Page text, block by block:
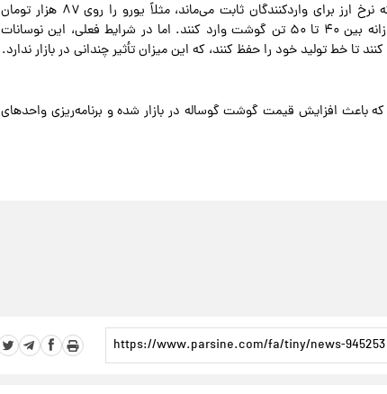
برادری تصریح کرد: اگر بانک مرکزی تضمین کند که نرخ ارز برای واردکنندگان ثابت می‌ماند، مثلاً یورو را روی ۸۷ هزار تومان
تضمین کند، آنگاه واحدهای بسته‌بندی می‌توانند روزانه بین ۴۰ تا ۵۰ تن گوشت وارد کنند. اما در شرایط فعلی، این نوسانات
باعث افزایش قیمت گوشت گوساله در بازار شده و برنامه‌ریزی واحدهای